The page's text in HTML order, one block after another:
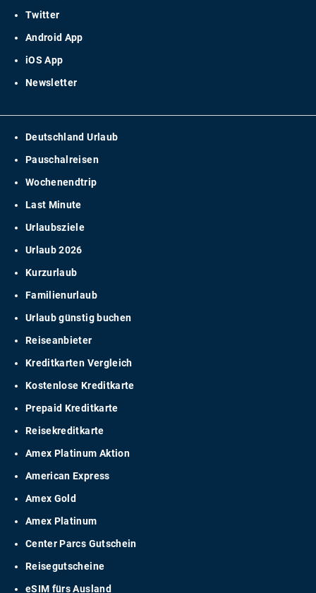
Twitter
Android App
iOS App
Newsletter
Deutschland Urlaub
Pauschalreisen
Wochenendtrip
Last Minute
Urlaubsziele
Urlaub 2026
Kurzurlaub
Familienurlaub
Urlaub günstig buchen
Reiseanbieter
Kreditkarten Vergleich
Kostenlose Kreditkarte
Prepaid Kreditkarte
Reisekreditkarte
Amex Platinum Aktion
American Express
Amex Gold
Amex Platinum
Center Parcs Gutschein
Reisegutscheine
eSIM fürs Ausland